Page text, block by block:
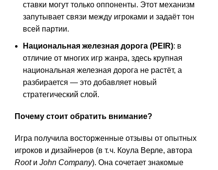
ставки могут только оппоненты. Этот механизм
запутывает связи между игроками и задаёт тон
всей партии.
Национальная железная дорога (PEIR): в
отличие от многих игр жанра, здесь крупная
национальная железная дорога не растёт, а
разбирается — это добавляет новый
стратегический слой.
Почему стоит обратить внимание?
Игра получила восторженные отзывы от опытных
игроков и дизайнеров (в т.ч. Коула Верле, автора
Rootи John Company). Она сочетает знакомые